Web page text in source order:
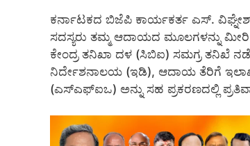
ಕರ್ನಾಟಕದ ಬಿಜೆಪಿ ಕಾರ್ಯಕರ್ತ ಎಸ್.
ಸದಸ್ಯರು ತಮ್ಮ ಆದಾಯದ ಮೂಲಗಳನ್ನು
ಕೇಂದ್ರ ತನಿಖಾ ದಳ (ಸಿಬಿಐ) ಸಮಗ್ರ ತನಿಖೆ
ನಿರ್ದೇಶನಾಲಯ (ಇಡಿ), ಆದಾಯ ತೆರಿಗೆ
(ಎಸ್‌ಎಫ್‌ಐಒ) ಅನ್ನು ಸಹ ಪ್ರಕರಣದಲ್ಲಿ